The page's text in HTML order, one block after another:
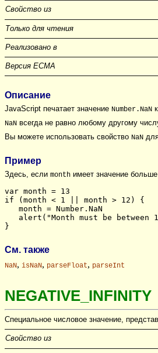
Свойство из
Только для чтения
Реализовано в
Версия ECMA
Описание
JavaScript печатает значение Number.NaN
NaN всегда не равно любому другому
Вы можете использовать свойство NaN
Пример
Здесь, если month имеет значение
var month = 13
if (month < 1 || month > 12) {
month = Number.NaN
alert("Month must be between
}
См. также
NaN, isNaN, parseFloat, parseInt
NEGATIVE_INFINITY
Специальное числовое значение,
Свойство из